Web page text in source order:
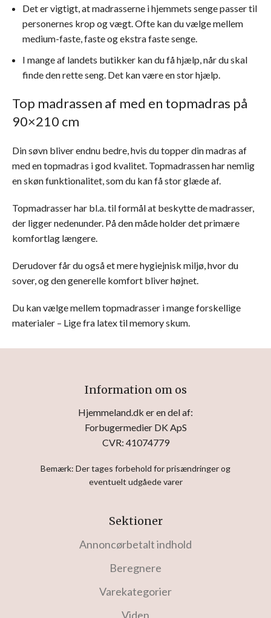
Det er vigtigt, at madrasserne i hjemmets senge passer til
personernes krop og vægt. Ofte kan du vælge mellem
medium-faste, faste og ekstra faste senge.
I mange af landets butikker kan du få hjælp, når du skal
finde den rette seng. Det kan være en stor hjælp.
Top madrassen af med en topmadras på
90×210 cm
Din søvn bliver endnu bedre, hvis du topper din madras af
med en topmadras i god kvalitet. Topmadrassen har nemlig
en skøn funktionalitet, som du kan få stor glæde af.
Topmadrasser har bl.a. til formål at beskytte de madrasser,
der ligger nedenunder. På den måde holder det primære
komfortlag længere.
Derudover får du også et mere hygiejnisk miljø, hvor du
sover, og den generelle komfort bliver højnet.
Du kan vælge mellem topmadrasser i mange forskellige
materialer – Lige fra latex til memory skum.
Information om os
Hjemmeland.dk er en del af:
Forbugermedier DK ApS
CVR: 41074779
Bemærk: Der tages forbehold for prisændringer og
eventuelt udgåede varer
Sektioner
Annoncørbetalt indhold
Beregnere
Varekategorier
Viden